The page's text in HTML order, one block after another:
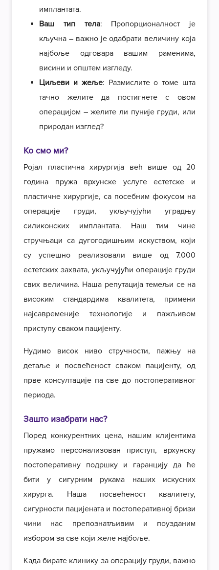
имплантата.
Ваш тип тела: Пропорционалност је
кључна – важно је одабрати величину која
најбоље одговара вашим раменима,
висини и општем изгледу.
Циљеви и жеље: Размислите о томе шта
тачно желите да постигнете с овом
операцијом – желите ли пуније груди, или
природан изглед?
Ко смо ми?
Ројал пластична хирургија већ више од 20
година пружа врхунске услуге естетске и
пластичне хирургије, са посебним фокусом на
операције груди, укључујући уградњу
силиконских имплантата. Наш тим чине
стручњаци са дугогодишњим искуством, који
су успешно реализовали више од 7.000
естетских захвата, укључујући операције груди
свих величина. Наша репутација темељи се на
високим стандардима квалитета, примени
најсавременије технологије и пажљивом
приступу сваком пацијенту.
Нудимо висок ниво стручности, пажњу на
детаље и посвећеност сваком пацијенту, од
прве консултације па све до постоперативног
периода.
Зашто изабрати нас?
Поред конкурентних цена, нашим клијентима
пружамо персонализован приступ, врхунску
постоперативну подршку и гаранцију да ће
бити у сигурним рукама наших искусних
хирурга. Наша посвећеност квалитету,
сигурности пацијената и постоперативној бризи
чини нас препознатљивим и поузданим
избором за све који желе најбоље.
Када бирате клинику за операцију груди, важно